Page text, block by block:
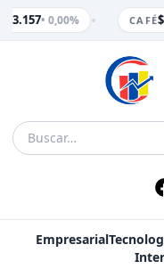
3.157• 0,00% CAFÉ$
Empresarial